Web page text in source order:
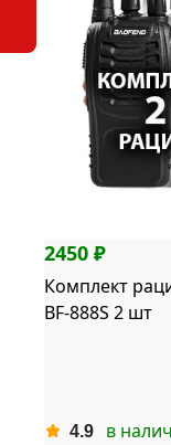
2450 ₽
Комплект
BF-888S 2 шт
4.9 в